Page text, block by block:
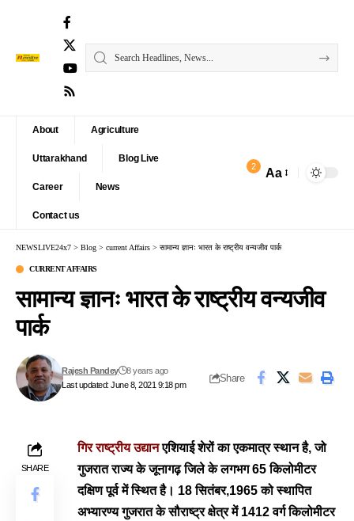
About Agriculture
Uttarakhand Blog Live
Career News
Contact us
2 Aa
NEWSLIVE24x7 > Blog > current Affairs > सामान्य ज्ञानः भारत के राष्ट्रीय वन्यजीव पार्क
CURRENT AFFAIRS
सामान्य ज्ञानः भारत के राष्ट्रीय वन्यजीव
पार्क
Last updated: June 8, 2021 9:18 pm
Rajesh Pandey 8 years ago
Share
SHARE
गिर राष्ट्रीय उद्यान एशियाई शेरों का एकमात्र स्थान है,जो
गुजरात राज्य के जूनागढ़ जिले के लगभग 65 किलोमीटर
दक्षिण पूर्व में स्थित है। 18 सितंबर,1965 को स्थापित
अभ्यारण्य गुजरात के सौराष्ट्र क्षेत्र में 1412 वर्ग किलोमीटर